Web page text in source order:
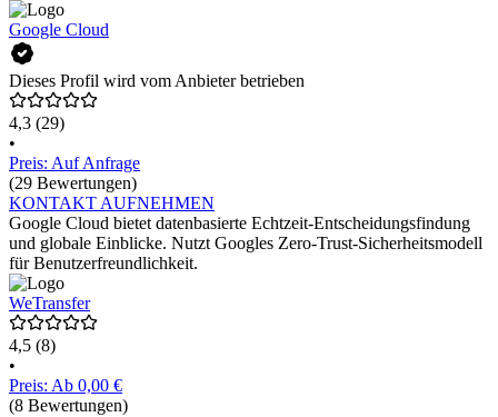
Google Cloud
Dieses Profil wird vom Anbieter betrieben
4,3 (29)
•
Preis: Auf Anfrage
(29 Bewertungen)
KONTAKT AUFNEHMEN
Google Cloud bietet datenbasierte Echtzeit-Entscheidungsfindung
und globale Einblicke. Nutzt Googles Zero-Trust-Sicherheitsmodell
für Benutzerfreundlichkeit.
WeTransfer
4,5 (8)
•
Preis: Ab 0,00 €
(8 Bewertungen)